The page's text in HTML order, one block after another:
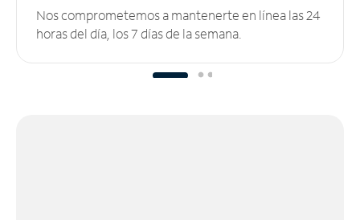
Nos comprometemos a mantenerte en línea las 24
horas del día, los 7 días de la semana.